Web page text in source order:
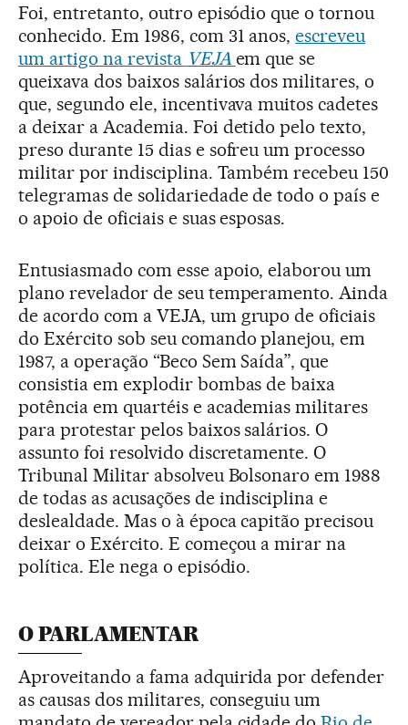
Foi, entretanto, outro episódio que o tornou
conhecido. Em 1986, com 31 anos,escreveu
um artigo na revista VEJA em que se
queixava dos baixos salários dos militares, o
que, segundo ele, incentivava muitos cadetes
a deixar a Academia. Foi detido pelo texto,
preso durante 15 dias e sofreu um processo
militar por indisciplina. Também recebeu 150
telegramas de solidariedade de todo o país e
o apoio de oficiais e suas esposas.
Entusiasmado com esse apoio, elaborou um
plano revelador de seu temperamento. Ainda
de acordo com a VEJA, um grupo de oficiais
do Exército sob seu comando planejou, em
1987, a operação “Beco Sem Saída”, que
consistia em explodir bombas de baixa
potência em quartéis e academias militares
para protestar pelos baixos salários. O
assunto foi resolvido discretamente. O
Tribunal Militar absolveu Bolsonaro em 1988
de todas as acusações de indisciplina e
deslealdade. Mas o à época capitão precisou
deixar o Exército. E começou a mirar na
política. Ele nega o episódio.
O PARLAMENTAR
Aproveitando a fama adquirida por defender
as causas dos militares, conseguiu um